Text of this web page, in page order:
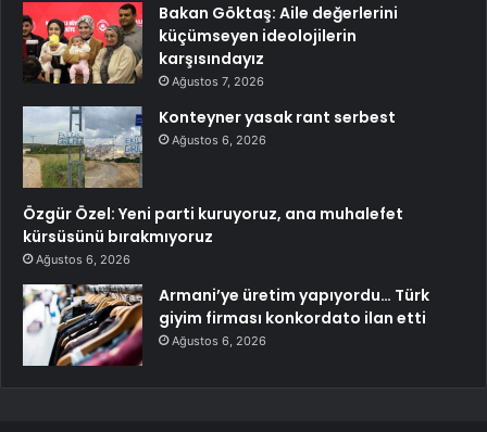
Bakan Göktaş: Aile değerlerini
küçümseyen ideolojilerin
karşısındayız
Ağustos 7, 2026
Konteyner yasak rant serbest
Ağustos 6, 2026
Özgür Özel: Yeni parti kuruyoruz, ana muhalefet
kürsüsünü bırakmıyoruz
Ağustos 6, 2026
Armani’ye üretim yapıyordu… Türk
giyim firması konkordato ilan etti
Ağustos 6, 2026